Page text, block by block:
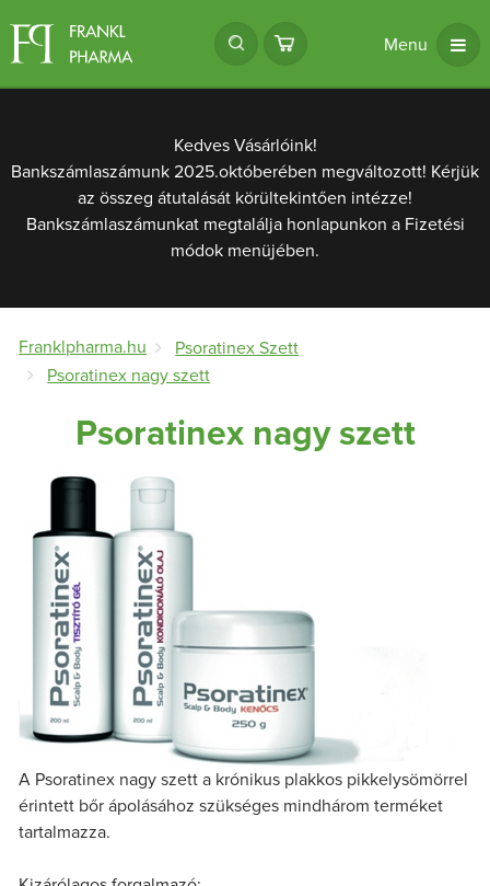
Menu
Kedves Vásárlóink!
Bankszámlaszámunk 2025.októberében megváltozott! Kérjük
az összeg átutalását körültekintően intézze!
Bankszámlaszámunkat megtalálja honlapunkon a Fizetési
módok menüjében.
Franklpharma.hu
Psoratinex Szett
Psoratinex nagy szett
Psoratinex nagy szett
A Psoratinex nagy szett a krónikus plakkos pikkelysömörrel
érintett bőr ápolásához szükséges mindhárom terméket
tartalmazza.